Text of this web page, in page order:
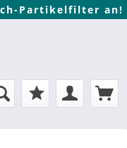
Partikelfilter an!